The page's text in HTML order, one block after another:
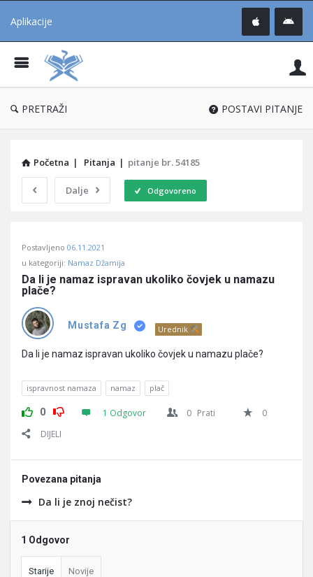
Aplikacije
®
PRETRAŽI POSTAVI PITANJE
Početna | Pitanja | pitanje br. 54185
Dalje Odgovoreno
Učene
Latest
Pitanja
Postavljeno 06.11.2021
u kategoriji: Namaz Džamija
Da li je namaz ispravan ukoliko čovjek u namazu
plače?
Mustafa Zg Urednik
Da li je namaz ispravan ukoliko čovjek u namazu plače?
ispravnost namaza namaz plač
0 1 Odgovor 0 Prati
0
DIJELI
Povezana pitanja
Da li je znoj nečist?
1 Odgovor
Starije Novije